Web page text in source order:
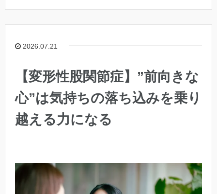
2026.07.21
【変形性股関節症】”前向きな
心”は気持ちの落ち込みを乗り
越える力になる